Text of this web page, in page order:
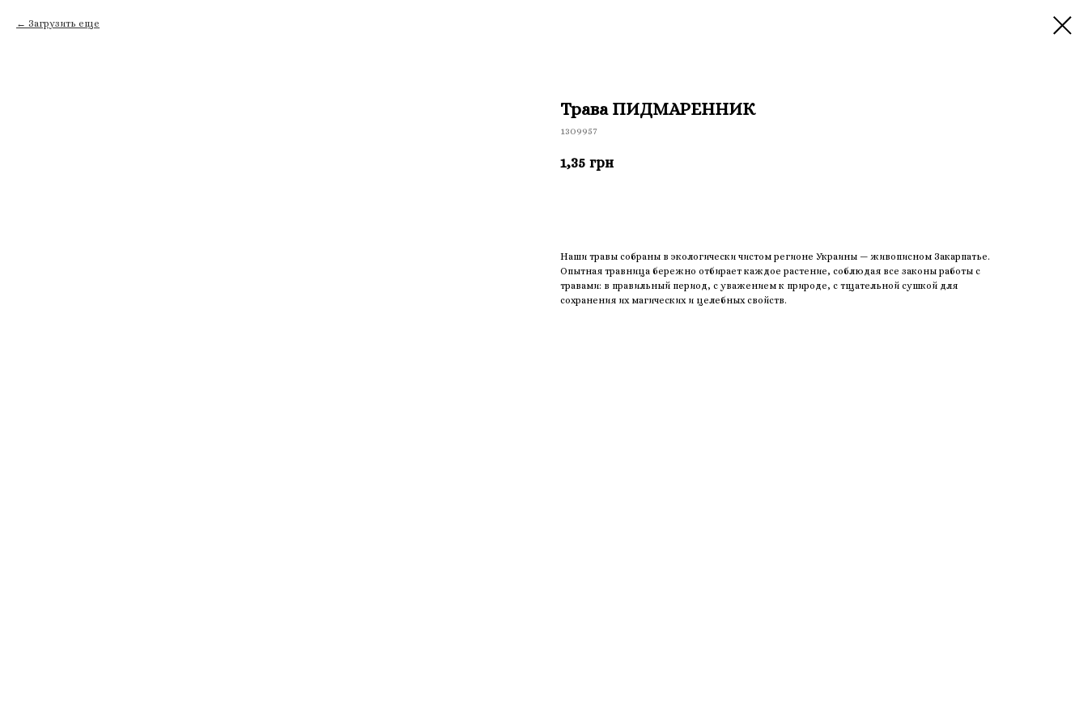
Загрузить еще
Трава ПИДМАРЕННИК
1309957
1,35 грн
Наши травы собраны в экологически чистом регионе Украины — живописном Закарпатье.
Опытная травница бережно отбирает каждое растение, соблюдая все законы работы с
травами: в правильный период, с уважением к природе, с тщательной сушкой для
сохранения их магических и целебных свойств.